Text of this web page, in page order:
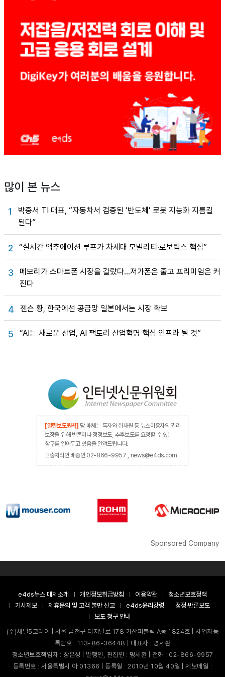
많이 본 뉴스
1
박중서 TI 대표, “자동차서 검증된 ‘반도체’ 로봇 지능화 지름길
된다”
2 “실시간 액추에이션 루프가 차세대 모빌리티·로보틱스 핵심”
3
메모리가 스마트폰 시장을 갈랐다…저가폰은 줄고 프리미엄은 커
진다
4 젠슨 황, 한국에선 공급망 일본에서는 시장 확보
5 “AI는 새로운 산업, AI 팩토리 산업혁명 핵심 인프라 될 것”
[열린보도원칙] 당 매체는 독자와 취재원 등 뉴스이용자의 권리
보장을 위해 반론이나 정정보도, 추후보도를 요청할 수 있는
창구를 열어두고 있음을 알려드립니다.
고충처리인 배종인 02-866-9957 , news@e4ds.com
Sponsored Company
e4ds뉴스 매체소개 개인정보취급방침 이용약관
청소년보호정책
기사제보
제휴문의 및 고객 불만 신고 e4ds윤리강령
정정·반론보도
보도 청구 안내
(주)채널5코리아 | 서울 금천구 디지털로 178 가산퍼블릭 A동 1824호 | 사업자등
록번호 : 113-86-36448 | 대표자 : 명세환
청소년보호책임자 : 장은성 | 발행인, 편집인 : 명세환 | 전화 : 02-866-9957
등록번호 : 서울특별시 아 01366 | 등록일 : 2010년 10월 40일 | 제보메일 :